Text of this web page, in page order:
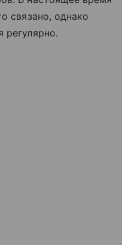
связано, однако
регулярно.